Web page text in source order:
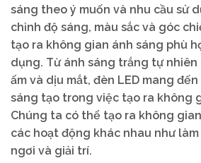
sáng theo ý muốn và nhu cầu sử
chỉnh độ sáng, màu sắc và góc
tạo ra không gian ánh sáng phù
dụng. Từ ánh sáng trắng tự nhiên
ấm và dịu mắt, đèn LED mang
sáng tạo trong việc tạo ra không
Chúng ta có thể tạo ra không
các hoạt động khác nhau như
ngơi và giải trí.